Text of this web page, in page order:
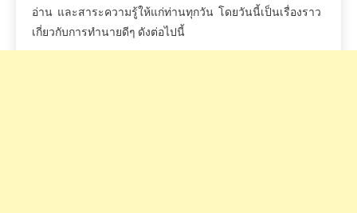
อ่าน และสาระความรู้ให้แก่ท่านทุกวัน โดยวันนี้เป็นเรื่องราว
เกี่ยวกับการทำนายดีๆ ดังต่อไปนี้